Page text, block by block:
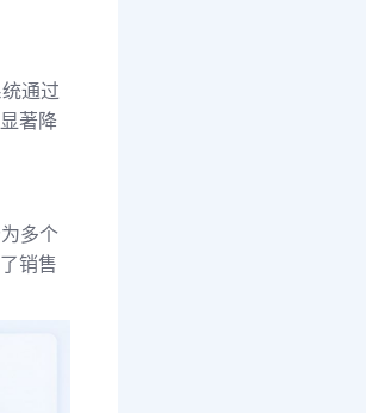
通过
著降
多个
销售